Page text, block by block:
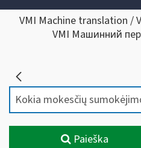
VMI Machine translation
VMI Машинний
Paieška